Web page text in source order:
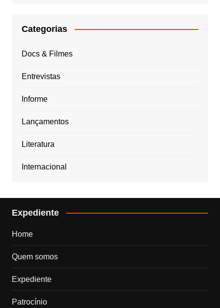
Categorias
Docs & Filmes
Entrevistas
Informe
Lançamentos
Literatura
Internacional
Expediente
Home
Quem somos
Expediente
Patrocínio